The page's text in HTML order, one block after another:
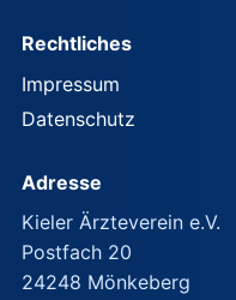
Rechtliches
Impressum
Datenschutz
Adresse
Kieler Ärzteverein e.V.
Postfach 20
24248 Mönkeberg